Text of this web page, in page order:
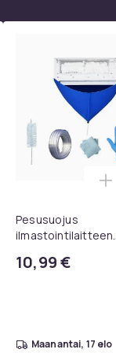
9d8fcf58-
QC 2 AE 2,
Pesusuojus
ilmastointilaitteen
10,99 €
maanantai, 17 elo